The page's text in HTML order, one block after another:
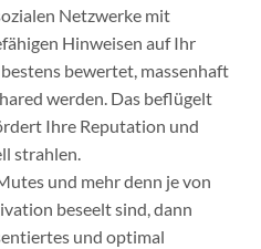
Netzwerke mit
Hinweisen auf Ihr
bewertet, massenhaft
werden. Das beflügelt
Ihre Reputation und
strahlen.
und mehr denn je von
beseelt sind, dann
und optimal